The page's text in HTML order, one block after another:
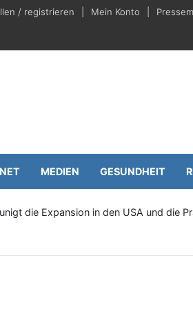
/ registrieren Mein Konto
MEDIEN GESUNDHEIT
die Expansion in den USA und